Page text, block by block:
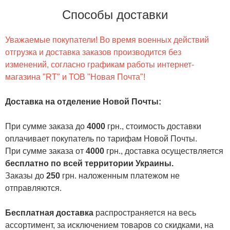
Способы доставки
Уважаемые покупатели! Во время военных действий
отгрузка и доставка заказов производится без
изменений, согласно графикам работы интернет-
магазина "RT" и ТОВ "Новая Почта"!
Доставка на отделение Новой Почты:
При сумме заказа до 4000 грн., стоимость доставки
оплачивает покупатель по тарифам Новой Почты.
При сумме заказа от 4000 грн., доставка осуществляется
бесплатно по всей территории Украины.
Заказы до 250 грн. наложенным платежом не
отправляются.
Бесплатная доставка распространяется на весь
ассортимент, за исключением товаров со скидками, на